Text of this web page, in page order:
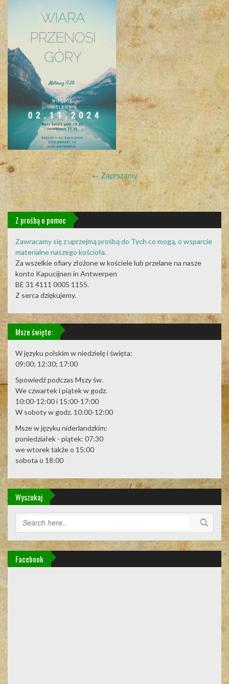
Post
navigation
← Zaprszamy
Z prośbą o pomoc
Zawracamy się z uprzejmą prośbą do Tych co mogą, o wsparcie
materialne naszego kościoła.
Za wszelkie ofiary złożone w kościele lub przelane na nasze
konto Kapucijnen in Antwerpen
BE 31 4111 0005 1155.
Z serca dziękujemy.
Msze święte:
W języku polskim w niedzielę i święta:
09:00; 12:30; 17:00
Spowiedź podczas Mszy św.
We czwartek i piątek w godz.
10:00-12:00 i 15:00-17:00
W soboty w godz. 10:00-12:00
Msze w języku niderlandzkim:
poniedziałek - piątek: 07:30
we wtorek także o 15:00
sobota o 18:00
Wyszukaj
Facebook